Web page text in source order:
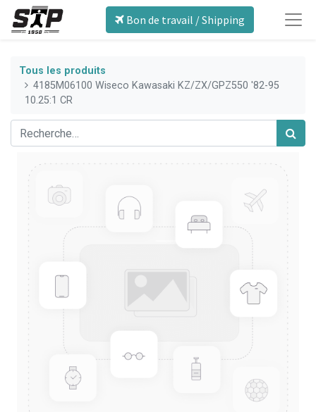
Bon de travail / Shipping
Tous les produits
4185M06100 Wiseco Kawasaki KZ/ZX/GPZ550 '82-95
10.25:1 CR